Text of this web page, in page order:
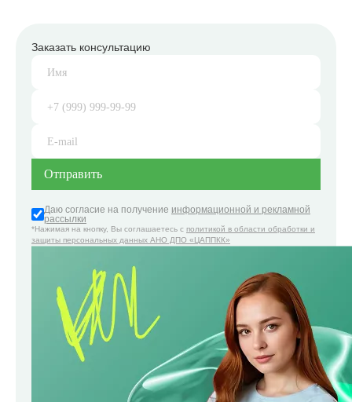
Заказать консультацию
Даю согласие на получение информационной и рекламной
рассылки
*Нажимая на кнопку, Вы соглашаетесь с политикой в области обработки и
защиты персональных данных АНО ДПО «ЦАППКК»